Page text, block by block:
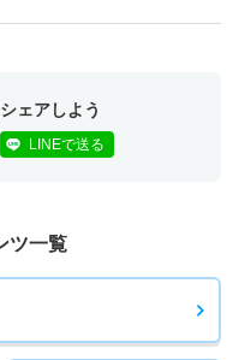
ェアしよう
LINEで送る
ツ一覧